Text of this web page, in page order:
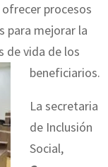
procesos
para mejorar la
de vida de los
beneficiarios.
La secretaria
de Inclusión
Social,